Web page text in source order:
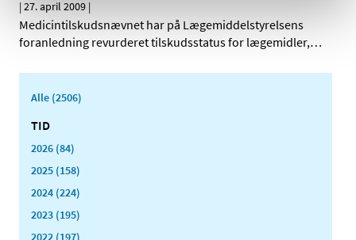
| 27. april 2009 |
Medicintilskudsnævnet har på Lægemiddelstyrelsens
foranledning revurderet tilskudsstatus for lægemidler,…
Alle (2506)
TID
2026 (84)
2025 (158)
2024 (224)
2023 (195)
2022 (197)